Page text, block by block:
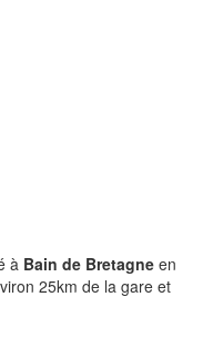
à Bain de Bretagne en
25km de la gare et